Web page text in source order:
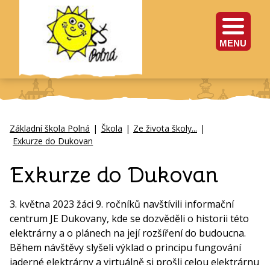
MENU
Základní škola Polná | Škola | Ze života školy... |
Exkurze do Dukovan
Exkurze do Dukovan
3. května 2023 žáci 9. ročníků navštívili informační
centrum JE Dukovany, kde se dozvěděli o historii této
elektrárny a o plánech na její rozšíření do budoucna.
Během návštěvy slyšeli výklad o principu fungování
jaderné elektrárny a virtuálně si prošli celou elektrárnu